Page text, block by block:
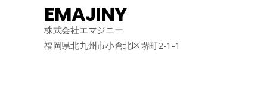
EMAJINY
株式会社エマジニー
福岡県北九州市小倉北区堺町2-1-1